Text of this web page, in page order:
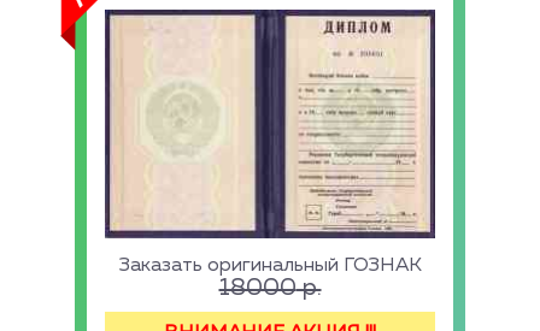
Заказать оригинальный ГОЗНАК
18000р.